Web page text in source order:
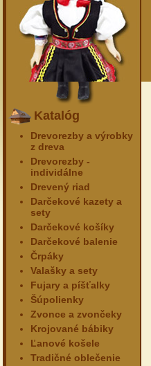
Katalóg
Drevorezby a výrobky
z dreva
Drevorezby -
individálne
Drevený riad
Darčekové kazety a
sety
Darčekové košíky
Darčekové balenie
Črpáky
Valašky a sety
Fujary a píšťalky
Šúpolienky
Zvonce a zvončeky
Krojované bábiky
Ľanové košele
Tradičné oblečenie